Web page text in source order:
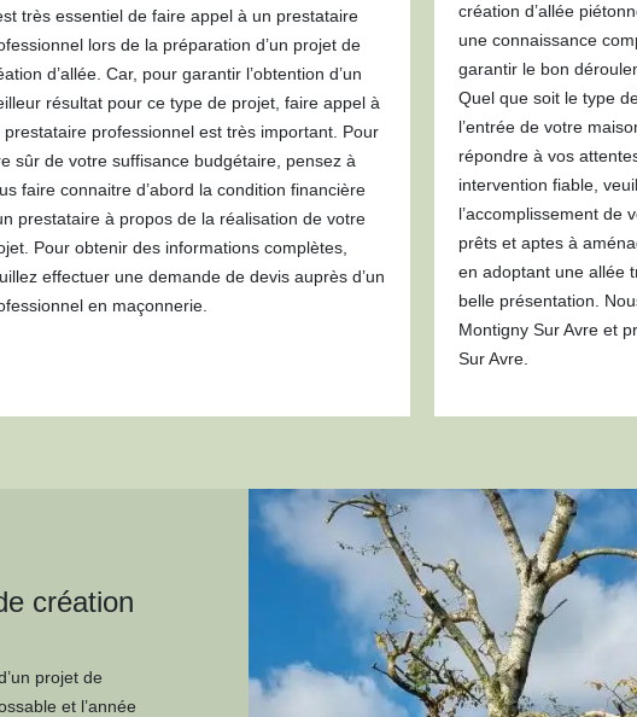
très essentiel de faire appel à un prestataire
lors de la préparation d’un projet de
d’allée. Car, pour garantir l’obtention d’un
résultat pour ce type de projet, faire appel à
prestataire professionnel est très important. Pour
sûr de votre suffisance budgétaire, pensez à
faire connaitre d’abord la condition financière
prestataire à propos de la réalisation de votre
Pour obtenir des informations complètes,
effectuer une demande de devis auprès d’un
en maçonnerie.
création d’allée
une connaissance
garantir le bon
Quel que soit le type
l’entrée de votre
répondre à vos
intervention fiable,
l’accomplissement de
prêts et aptes à
en adoptant une allée
belle présentation.
Montigny Sur Avre et
Sur Avre.
création
projet de
et l’année